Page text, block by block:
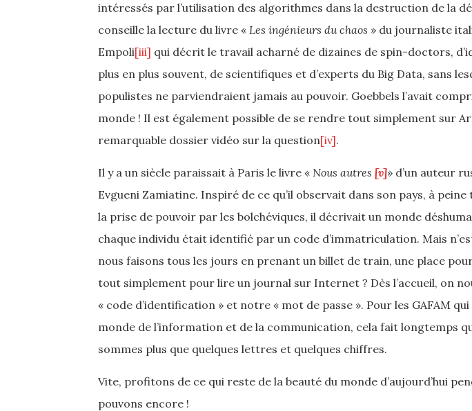
intéressés par l’utilisation des algorithmes dans la destruction de la
conseille la lecture du livre « Les ingénieurs du chaos » du journaliste
Empoli[iii] qui décrit le travail acharné de dizaines de spin-doctors,
plus en plus souvent, de scientifiques et d’experts du Big Data, sans
populistes ne parviendraient jamais au pouvoir. Goebbels l’avait
monde ! Il est également possible de se rendre tout simplement sur
remarquable dossier vidéo sur la question[iv].
Il y a un siècle paraissait à Paris le livre « Nous autres [v]» d’un auteur
Evgueni Zamiatine. Inspiré de ce qu’il observait dans son pays, à
la prise de pouvoir par les bolchéviques, il décrivait un monde
chaque individu était identifié par un code d’immatriculation. Mais
nous faisons tous les jours en prenant un billet de train, une place
tout simplement pour lire un journal sur Internet ? Dès l’accueil, on
« code d’identification » et notre « mot de passe ». Pour les GAFAM
monde de l’information et de la communication, cela fait longtemps
sommes plus que quelques lettres et quelques chiffres.
Vite, profitons de ce qui reste de la beauté du monde d’aujourd’hui
pouvons encore !